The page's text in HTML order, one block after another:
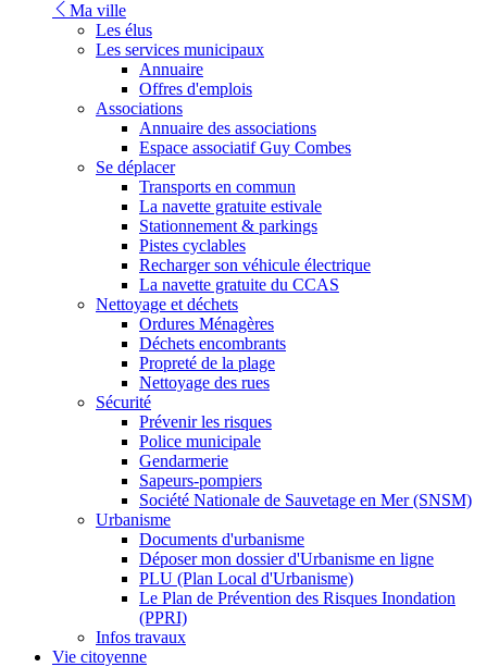
Ma ville
Les élus
Les services municipaux
Annuaire
Offres d'emplois
Associations
Annuaire des associations
Espace associatif Guy Combes
Se déplacer
Transports en commun
La navette gratuite estivale
Stationnement & parkings
Pistes cyclables
Recharger son véhicule électrique
La navette gratuite du CCAS
Nettoyage et déchets
Ordures Ménagères
Déchets encombrants
Propreté de la plage
Nettoyage des rues
Sécurité
Prévenir les risques
Police municipale
Gendarmerie
Sapeurs-pompiers
Société Nationale de Sauvetage en Mer (SNSM)
Urbanisme
Documents d'urbanisme
Déposer mon dossier d'Urbanisme en ligne
PLU (Plan Local d'Urbanisme)
Le Plan de Prévention des Risques Inondation
(PPRI)
Infos travaux
Vie citoyenne